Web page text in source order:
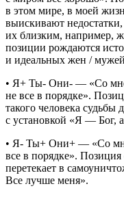
в этом мире, в моей
выискивают
их близким, например,
позиции рождаются
и идеальных жен /
• Я+ Ты- Они- — «Со
не все в порядке».
такого человека
с установкой «Я — Бог,
• Я- Ты+ Они+ — «Со
все в порядке».
перетекает в
Все лучше меня».